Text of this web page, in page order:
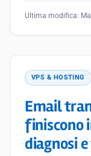
Ultima modifica:
VPS & HOSTING
Email
finiscono
diagnosi